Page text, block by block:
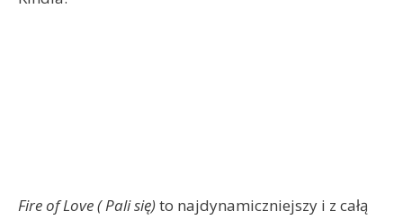
Fire of Love ( Pali się)to najdynamiczniejszy i z całą